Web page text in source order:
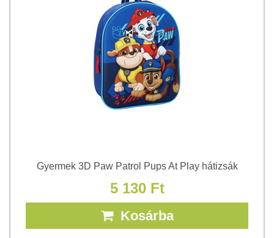
Gyermek 3D Paw Patrol Pups At Play hátizsák
5 130 Ft
Kosárba